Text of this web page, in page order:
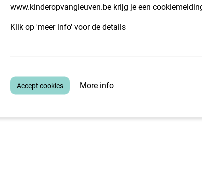
www.kinderopvangleuven.be krijg je een
Klik op 'meer info' voor de details
More info